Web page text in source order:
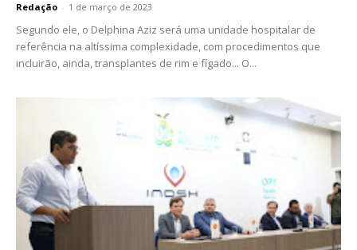
Redação - 1 de março de 2023
Segundo ele, o Delphina Aziz será uma unidade hospitalar de
referência na altíssima complexidade, com procedimentos que
incluirão, ainda, transplantes de rim e fígado... O...